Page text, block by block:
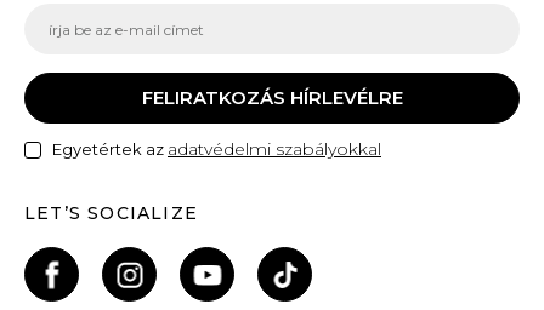
FELIRATKOZÁS HÍRLEVÉLRE
Egyetértek az adatvédelmi szabályokkal
LET’S SOCIALIZE